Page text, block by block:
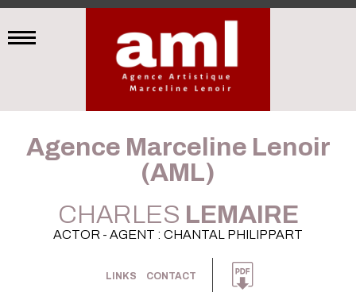
Agence Marceline Lenoir
(AML)
CHARLES LEMAIRE
ACTOR - AGENT : CHANTAL PHILIPPART
LINKS CONTACT